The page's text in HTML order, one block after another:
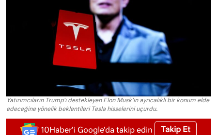
Yatırımcıların Trump'ı destekleyen Elon Musk'ın ayrıcalıklı bir konum elde
edeceğine yönelik beklentileri Tesla hisselerini uçurdu.
10Haber'i Google'da takip edin Takip Et